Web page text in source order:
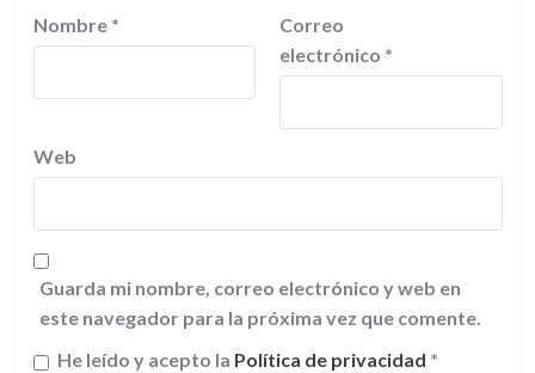
Nombre *
Correo
electrónico *
Web
Guarda mi nombre, correo electrónico y web en
este navegador para la próxima vez que comente.
He leído y acepto la Política de privacidad *